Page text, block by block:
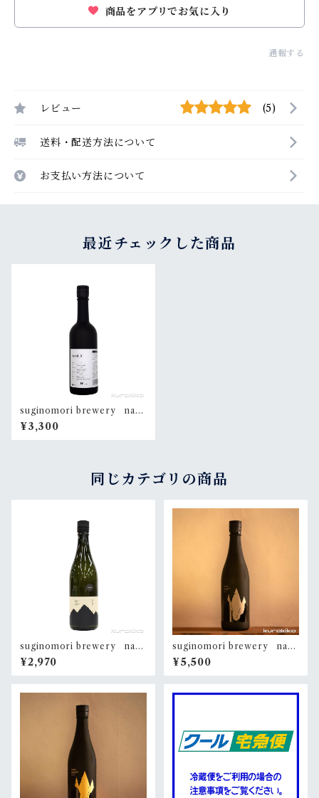
商品をアプリでお気に入り
通報する
レビュー (5)
送料・配送方法について
お支払い方法について
最近チェックした商品
suginomori brewery nara
i β No.3 720ml
¥3,300
同じカテゴリの商品
suginomori brewery nara
i passage 720ml
¥2,970
suginomori brewery nara
i sankei 720ml【専用箱入】
¥5,500